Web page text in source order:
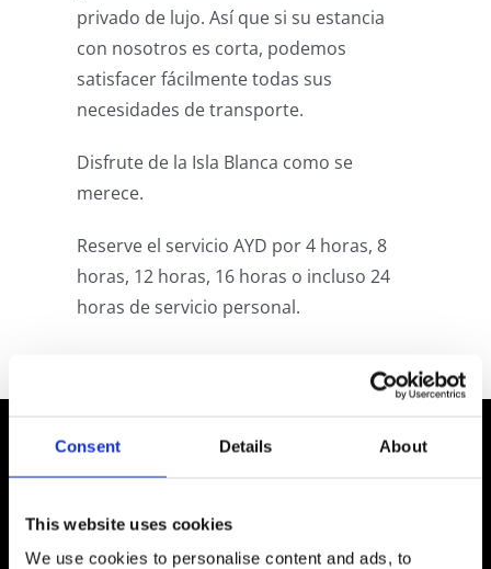
Consent Details About
This website uses cookies
We use cookies to personalise content and ads, to
privado de lujo. Así que si su estancia
con nosotros es corta, podemos
satisfacer fácilmente todas sus
necesidades de transporte.
Disfrute de la Isla Blanca como se
merece.
Reserve el servicio AYD por 4 horas, 8
horas, 12 horas, 16 horas o incluso 24
horas de servicio personal.
A Su
Disposición